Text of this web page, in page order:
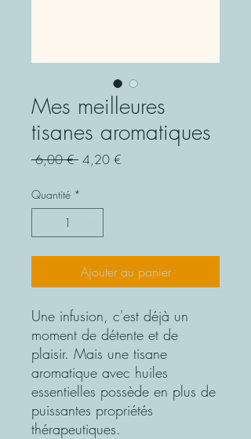
Mes meilleures
tisanes aromatiques
6,00 € Prix
4,20 €
Quantité *
Ajouter au panier
Une infusion, c'est déjà un
moment de détente et de
plaisir. Mais une tisane
aromatique avec huiles
essentielles possède en plus de
puissantes propriétés
thérapeutiques.